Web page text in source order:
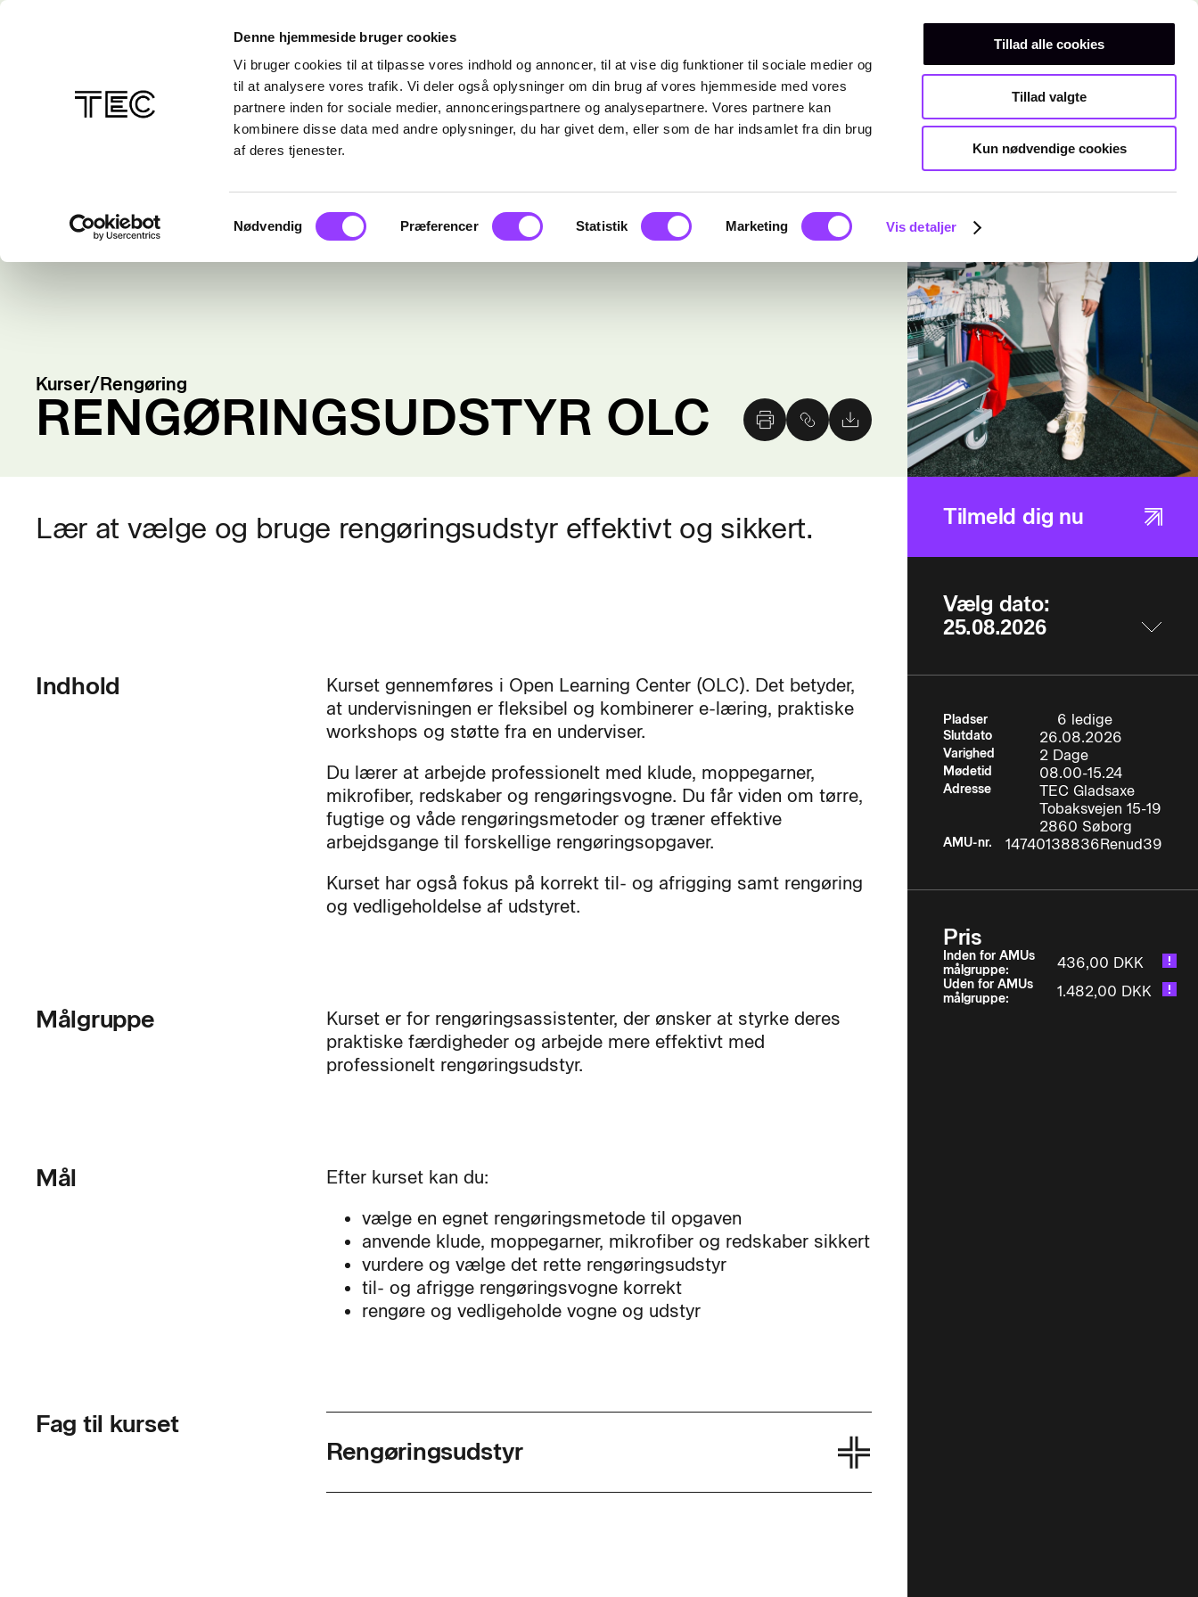
Denne hjemmeside bruger cookies
Vi bruger cookies til at tilpasse vores indhold og annoncer, til at vise dig funktioner til sociale medier og
til at analysere vores trafik. Vi deler også oplysninger om din brug af vores hjemmeside med vores
partnere inden for sociale medier, annonceringspartnere og analysepartnere. Vores partnere kan
kombinere disse data med andre oplysninger, du har givet dem, eller som de har indsamlet fra din brug
af deres tjenester.
Samtykkevalg
Nødvendig Præferencer Statistik Marketing Vis detaljer
Tillad alle cookies
Tillad valgte
Kun nødvendige cookies
Teknisk gymnasiumKurser
Kurser/Rengøring
RENGØRINGSUDSTYR OLC
Lær at vælge og bruge rengøringsudstyr effektivt og sikkert.
Indhold
Kurset gennemføres i Open Learning Center (OLC). Det betyder,
at undervisningen er fleksibel og kombinerer e-læring, praktiske
workshops og støtte fra en underviser.
Du lærer at arbejde professionelt med klude, moppegarner,
mikrofiber, redskaber og rengøringsvogne. Du får viden om tørre,
fugtige og våde rengøringsmetoder og træner effektive
arbejdsgange til forskellige rengøringsopgaver.
Kurset har også fokus på korrekt til- og afrigging samt rengøring
og vedligeholdelse af udstyret.
Målgruppe
Kurset er for rengøringsassistenter, der ønsker at styrke deres
praktiske færdigheder og arbejde mere effektivt med
professionelt rengøringsudstyr.
Mål
Efter kurset kan du:
vælge en egnet rengøringsmetode til opgaven
anvende klude, moppegarner, mikrofiber og redskaber sikkert
vurdere og vælge det rette rengøringsudstyr
til- og afrigge rengøringsvogne korrekt
rengøre og vedligeholde vogne og udstyr
Fag til kurset
Rengøringsudstyr
Tilmeld dig nu
Vælg dato:
Pladser 6 ledige
Slutdato 26.08.2026
Varighed 2 Dage
Mødetid 08.00-15.24
Adresse
TEC Gladsaxe
Tobaksvejen 15-19
2860 Søborg
AMU-nr. 14740138836Renud39
Pris
Inden for AMUs
målgruppe:
436,00 DKK
Uden for AMUs
målgruppe:
1.482,00 DKK